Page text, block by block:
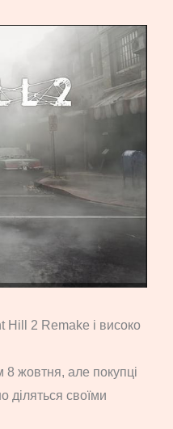
Hill 2 Remake і високо
жовтня, але покупці
діляться своїми